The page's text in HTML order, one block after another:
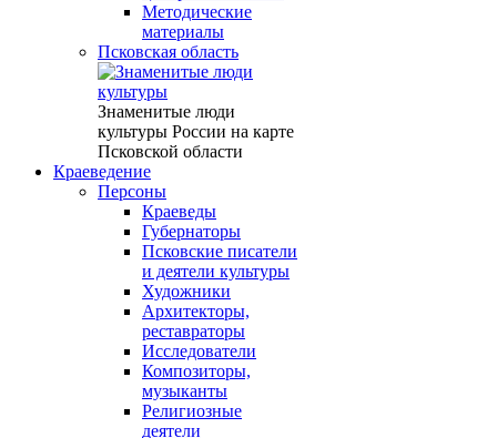
Методические
материалы
Псковская область
Знаменитые люди
культуры России на карте
Псковской области
Краеведение
Персоны
Краеведы
Губернаторы
Псковские писатели
и деятели культуры
Художники
Архитекторы,
реставраторы
Исследователи
Композиторы,
музыканты
Религиозные
деятели